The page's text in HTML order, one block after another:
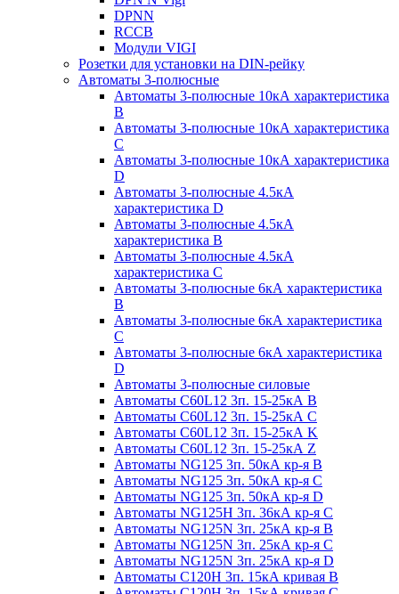
DPNN
RCCB
Модули VIGI
Розетки для установки на DIN-рейку
Автоматы 3-полюсные
Автоматы 3-полюсные 10кА характеристика
B
Автоматы 3-полюсные 10кА характеристика
C
Автоматы 3-полюсные 10кА характеристика
D
Автоматы 3-полюсные 4.5кА
характеристика D
Автоматы 3-полюсные 4.5кА
характеристика В
Автоматы 3-полюсные 4.5кА
характеристика С
Автоматы 3-полюсные 6кА характеристика
B
Автоматы 3-полюсные 6кА характеристика
C
Автоматы 3-полюсные 6кА характеристика
D
Автоматы 3-полюсные силовые
Автоматы C60L12 3п. 15-25кА B
Автоматы C60L12 3п. 15-25кА C
Автоматы C60L12 3п. 15-25кА K
Автоматы C60L12 3п. 15-25кА Z
Автоматы NG125 3п. 50кА кр-я B
Автоматы NG125 3п. 50кА кр-я C
Автоматы NG125 3п. 50кА кр-я D
Автоматы NG125H 3п. 36кА кр-я C
Автоматы NG125N 3п. 25кА кр-я B
Автоматы NG125N 3п. 25кА кр-я C
Автоматы NG125N 3п. 25кА кр-я D
Автоматы С120Н 3п. 15кА кривая B